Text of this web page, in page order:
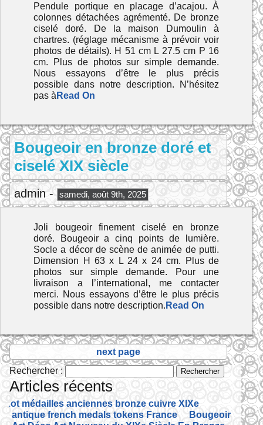
Pendule portique en placage d’acajou. À
colonnes détachées agrémenté. De bronze
ciselé doré. De la maison Dumoulin à
chartres. (réglage mécanisme à prévoir voir
photos de détails). H 51 cm L 27.5 cm P 16
cm. Plus de photos sur simple demande.
Nous essayons d’être le plus précis
possible dans notre description. N’hésitez
pas à Read On
Bougeoir en bronze doré et
ciselé XIX siècle
admin - samedi, août 9th, 2025
Joli bougeoir finement ciselé en bronze
doré. Bougeoir a cinq points de lumière.
Socle a décor de scène de animée de putti.
Dimension H 63 x L 24 x 24 cm. Plus de
photos sur simple demande. Pour une
livraison a l’international, me contacter
merci. Nous essayons d’être le plus précis
possible dans notre description. Read On
next page
Rechercher :
Articles récents
Lot médailles anciennes bronze cuivre XIXe
antique french medals tokens France
Bougeoir